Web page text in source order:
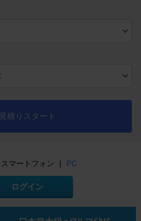
見積りスタート
スマートフォン | PC
ログイン